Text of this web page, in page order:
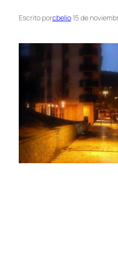
Escrito porcbelio·15 de